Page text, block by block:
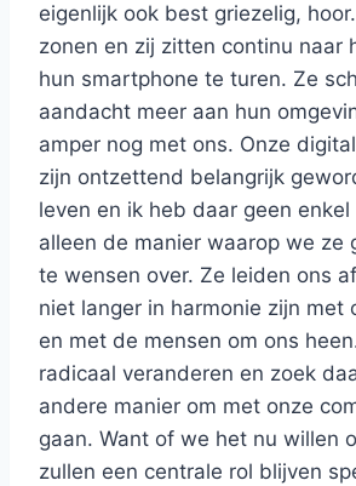
eigenlijk ook best griezelig,
zonen en zij zitten continu naar
hun smartphone te turen. Ze
aandacht meer aan hun
amper nog met ons. Onze
zijn ontzettend belangrijk
leven en ik heb daar geen
alleen de manier waarop we ze
te wensen over. Ze leiden ons
niet langer in harmonie zijn met
en met de mensen om ons
radicaal veranderen en zoek
andere manier om met onze
gaan. Want of we het nu willen
zullen een centrale rol blijven